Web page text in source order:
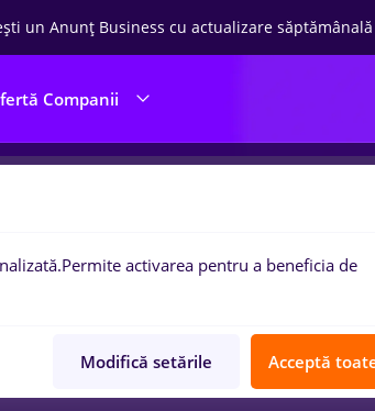
un Anunț Business cu actualizare
Companii
locuri de muncaprotocolin
Permite activarea pentru a beneficia de
Modifică setările Acceptă